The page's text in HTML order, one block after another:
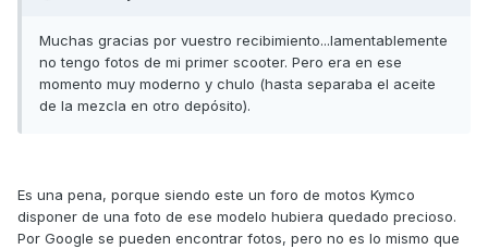
Muchas gracias por vuestro recibimiento...lamentablemente
no tengo fotos de mi primer scooter. Pero era en ese
momento muy moderno y chulo (hasta separaba el aceite
de la mezcla en otro depósito).
Es una pena, porque siendo este un foro de motos Kymco
disponer de una foto de ese modelo hubiera quedado precioso.
Por Google se pueden encontrar fotos, pero no es lo mismo que